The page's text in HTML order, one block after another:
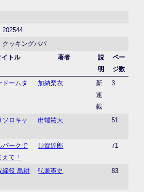
202544
クッキングパパ
イトル 著者
説
明
ペー
ジ数
ドームタ
加納梨衣
新
連
載
3
ソロキャ
出端祐大 51
パークで
て！
須賀達郎 71
締役 島耕
弘兼憲史 83